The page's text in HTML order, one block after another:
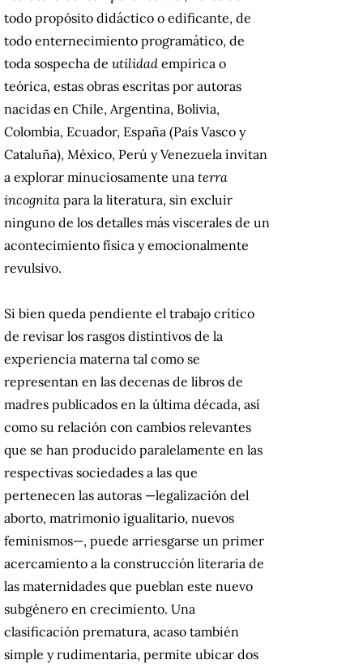
todo propósito didáctico o edificante, de
todo enternecimiento programático, de
toda sospecha de utilidad empírica o
teórica, estas obras escritas por autoras
nacidas en Chile, Argentina, Bolivia,
Colombia, Ecuador, España (País Vasco y
Cataluña), México, Perú y Venezuela invitan
a explorar minuciosamente una terra
incognita para la literatura, sin excluir
ninguno de los detalles más viscerales de un
acontecimiento física y emocionalmente
revulsivo.
Si bien queda pendiente el trabajo crítico
de revisar los rasgos distintivos de la
experiencia materna tal como se
representan en las decenas de libros de
madres publicados en la última década, así
como su relación con cambios relevantes
que se han producido paralelamente en las
respectivas sociedades a las que
pertenecen las autoras —legalización del
aborto, matrimonio igualitario, nuevos
feminismos—, puede arriesgarse un primer
acercamiento a la construcción literaria de
las maternidades que pueblan este nuevo
subgénero en crecimiento. Una
clasificación prematura, acaso también
simple y rudimentaria, permite ubicar dos